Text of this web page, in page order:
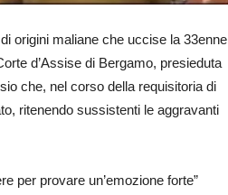
origini maliane che uccise la 33enne
d’Assise di Bergamo, presieduta
che, nel corso della requisitoria di
ritenendo sussistenti le aggravanti
per provare un’emozione forte”